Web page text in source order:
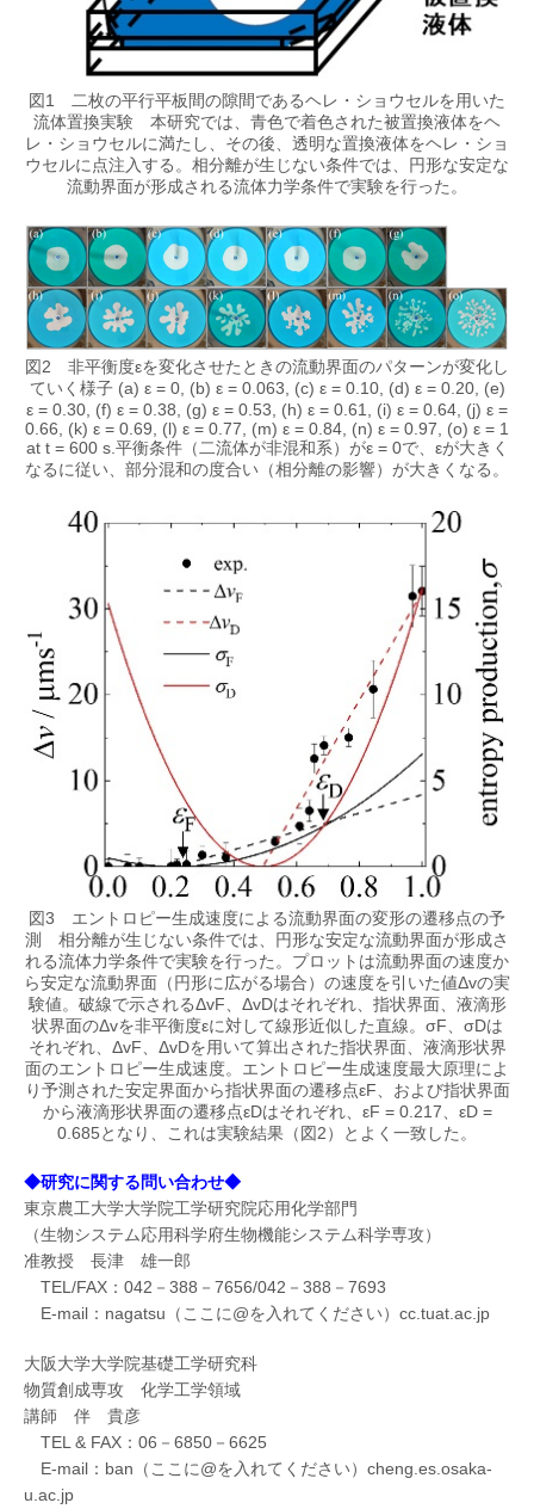
図1 二枚の平行平板間の隙間であるヘレ・ショウセルを用いた
流体置換実験 本研究では、青色で着色された被置換液体をヘ
レ・ショウセルに満たし、その後、透明な置換液体をヘレ・ショ
ウセルに点注入する。相分離が生じない条件では、円形な安定な
流動界面が形成される流体力学条件で実験を行った。
図2 非平衡度εを変化させたときの流動界面のパターンが変化し
ていく様子 (a) ε = 0, (b) ε = 0.063, (c) ε = 0.10, (d) ε = 0.20, (e)
ε = 0.30, (f) ε = 0.38, (g) ε = 0.53, (h) ε = 0.61, (i) ε = 0.64, (j) ε =
0.66, (k) ε = 0.69, (l) ε = 0.77, (m) ε = 0.84, (n) ε = 0.97, (o) ε = 1
at t = 600 s.平衡条件（二流体が非混和系）がε = 0で、εが大きく
なるに従い、部分混和の度合い（相分離の影響）が大きくなる。
図3 エントロピー生成速度による流動界面の変形の遷移点の予
測 相分離が生じない条件では、円形な安定な流動界面が形成さ
れる流体力学条件で実験を行った。プロットは流動界面の速度か
ら安定な流動界面（円形に広がる場合）の速度を引いた値Δvの実
験値。破線で示されるΔvF、ΔvDはそれぞれ、指状界面、液滴形
状界面のΔvを非平衡度εに対して線形近似した直線。σF、σDは
それぞれ、ΔvF、ΔvDを用いて算出された指状界面、液滴形状界
面のエントロピー生成速度。エントロピー生成速度最大原理によ
り予測された安定界面から指状界面の遷移点εF、および指状界面
から液滴形状界面の遷移点εDはそれぞれ、εF = 0.217、εD =
0.685となり、これは実験結果（図2）とよく一致した。
◆研究に関する問い合わせ◆
東京農工大学大学院工学研究院応用化学部門
（生物システム応用科学府生物機能システム科学専攻）
准教授 長津 雄一郎
TEL/FAX：042－388－7656/042－388－7693
E-mail：nagatsu（ここに@を入れてください）cc.tuat.ac.jp
大阪大学大学院基礎工学研究科
物質創成専攻 化学工学領域
講師 伴 貴彦
TEL & FAX：06－6850－6625
E-mail：ban（ここに@を入れてください）cheng.es.osaka-
u.ac.jp